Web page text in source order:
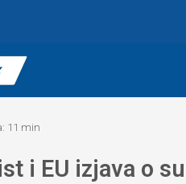
11 min
i EU izjava o